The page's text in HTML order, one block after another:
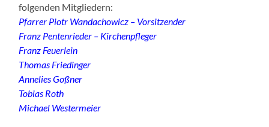
folgenden Mitgliedern:
Pfarrer Piotr Wandachowicz – Vorsitzender
Franz Pentenrieder – Kirchenpfleger
Franz Feuerlein
Thomas Friedinger
Annelies Goßner
Tobias Roth
Michael Westermeier